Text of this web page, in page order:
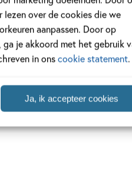
lezen over de cookies die we
aanpassen. Door op
ga je akkoord met het gebruik
in onscookie statement.
Ja, ik accepteer cookies